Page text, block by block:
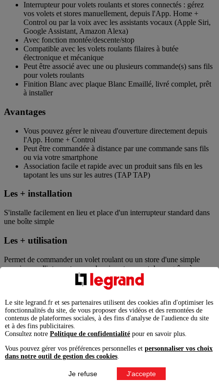
Interrupteur pour volets roulants et stores connectés : gérez
vos volets et stores manuellement, depuis l'App. Home +
Control ou par la voix avec les assistants vocaux (Apple Siri,
Google Assistant, Amazon Alexa)
Avec fonction montée/descente/stop
Compatible avec les volets roulants filaires à butée
électronique et mécanique
Peut être associé avec une ou plusieurs commande(s) sans fils
pour volets roulants
Finition Blanc avec plaque Blanc Emaillé, livré complet, prêt
à installer
Avantages
Vous pouvez gérer le niveau d'ouverture directement depuis
l'App. Home + Control
Peut être commandée à distance par une commande sans fils
ou via votre smartphone
Association facile et rapide avec un produit sans fils en les
tapotant les uns sur les autres (TAP TAP)
Les + installation
S'installe facilement en lieu et place d'un interrupteur standard dans
une boîte simple
Les + utilisation
Permet de commander un volet roulant ou un store d'une simple
pression sur l'interrupteur ou depuis votre smartphone grâce à
l'Application Home + Control
Non compatible avec les installations de volets roulants radio
Pour ajouter un interrupteur pour volets roulants à votre
installation, il est nécessaire d'acheter et d'installer au préalable
Usage en intérieur uniquement
Information sur la gamme
Le site legrand.fr et ses partenaires utilisent des cookies afin d'optimiser les
fonctionnalités du site, de vous proposer des vidéos et des remontées de
contenus de plateformes sociales, à des fins d'analyse de l'audience du site
et à des fins publicitaires.
Consultez notre Politique de confidentialité pour en savoir plus.
Vous pouvez gérer vos préférences personnelles et personnaliser vos choix
dans notre outil de gestion des cookies.
Je refuse J'accepte